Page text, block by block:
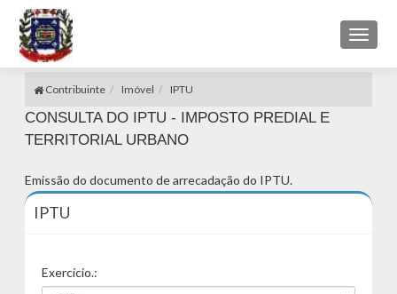
Toggle
Contribuinte Imóvel IPTU
CONSULTA DO IPTU - IMPOSTO PREDIAL E
TERRITORIAL URBANO
Emissão do documento de arrecadação do IPTU.
IPTU
Exercício.: